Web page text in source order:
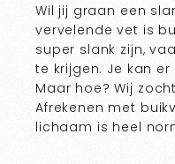
Wil jij graan een
vervelende vet is
super slank zijn,
te krijgen. Je kan
Maar hoe? Wij
Afrekenen met
lichaam is heel